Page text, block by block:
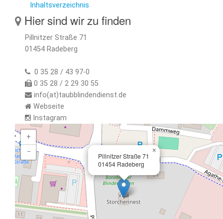
Inhaltsverzeichnis
Hier sind wir zu finden
Pillnitzer Straße 71
01454 Radeberg
0 35 28 / 43 97-0
0 35 28 / 2 29 30 55
info(at)taubblindendienst.de
Webseite
Instagram
Pillnitzer Straße 71
01454 Radeberg
×
+
−